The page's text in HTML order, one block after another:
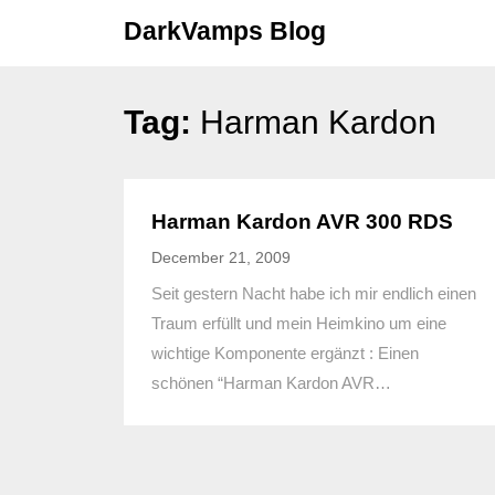
DarkVamps Blog
Tag: Harman Kardon
Harman Kardon AVR 300 RDS
December 21, 2009
Seit gestern Nacht habe ich mir endlich einen
Traum erfüllt und mein Heimkino um eine
wichtige Komponente ergänzt : Einen
schönen “Harman Kardon AVR…